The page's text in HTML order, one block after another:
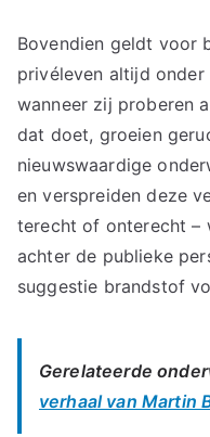
Bovendien geldt voor
privéleven altijd
wanneer zij proberen
dat doet, groeien
nieuwswaardige
en verspreiden deze
terecht of onterecht –
achter de publieke
suggestie brandstof
Gerelateerde
verhaal van Martin